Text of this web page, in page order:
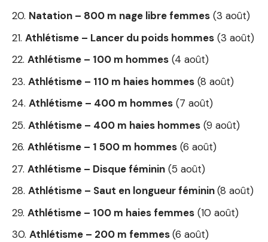
Natation – 800 m nage libre femmes (3 août)
Athlétisme – Lancer du poids hommes (3 août)
Athlétisme – 100 m hommes (4 août)
Athlétisme – 110 m haies hommes (8 août)
Athlétisme – 400 m hommes (7 août)
Athlétisme – 400 m haies hommes (9 août)
Athlétisme – 1 500 m hommes (6 août)
Athlétisme – Disque féminin (5 août)
Athlétisme – Saut en longueur féminin(8 août)
Athlétisme – 100 m haies femmes (10 août)
Athlétisme – 200 m femmes(6 août)